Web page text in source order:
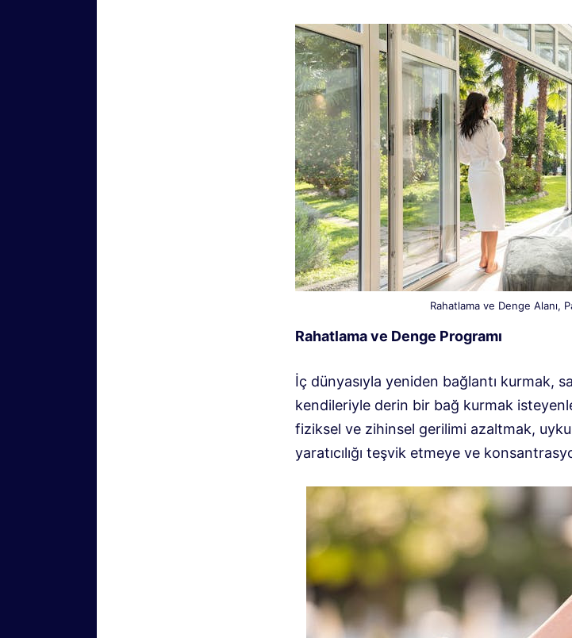
Rahatlama ve Denge Alanı,
Rahatlama ve Denge Programı
İç dünyasıyla yeniden bağlantı kurmak,
kendileriyle derin bir bağ kurmak
fiziksel ve zihinsel gerilimi azaltmak,
yaratıcılığı teşvik etmeye ve